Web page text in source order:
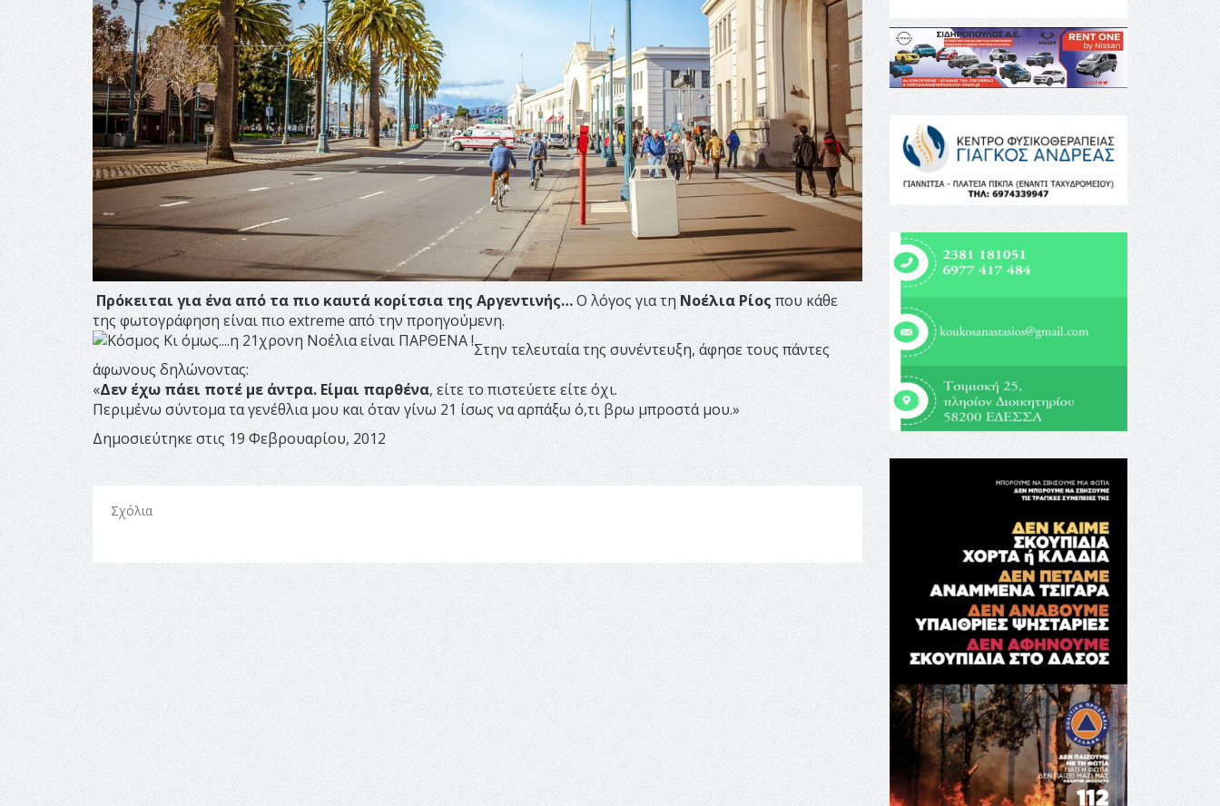
Πρόκειται για ένα από τα πιο καυτά κορίτσια της Αργεντινής…Ο λόγος για τηΝοέλια Ρίοςπου κάθε
της φωτογράφηση είναι πιο extreme από την προηγούμενη.
Στην τελευταία της συνέντευξη, άφησε τους πάντες
άφωνους δηλώνοντας:
«Δεν έχω πάει ποτέ με άντρα. Είμαι παρθένα, είτε το πιστεύετε είτε όχι.
Περιμένω σύντομα τα γενέθλια μου και όταν γίνω 21 ίσως να αρπάξω ό,τι βρω μπροστά μου.»
Δημοσιεύτηκε στις 19 Φεβρουαρίου, 2012
Σχόλια